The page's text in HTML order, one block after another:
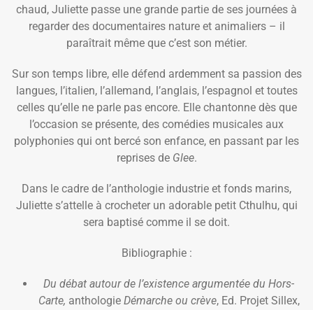
chaud, Juliette passe une grande partie de ses journées à
regarder des documentaires nature et animaliers – il
paraîtrait même que c’est son métier.
Sur son temps libre, elle défend ardemment sa passion des
langues, l’italien, l’allemand, l’anglais, l’espagnol et toutes
celles qu’elle ne parle pas encore. Elle chantonne dès que
l’occasion se présente, des comédies musicales aux
polyphonies qui ont bercé son enfance, en passant par les
reprises de Glee.
Dans le cadre de l’anthologie industrie et fonds marins,
Juliette s’attelle à crocheter un adorable petit Cthulhu, qui
sera baptisé comme il se doit.
Bibliographie :
Du débat autour de l’existence argumentée du Hors-
Carte, anthologie Démarche ou crève, Ed. Projet Sillex,